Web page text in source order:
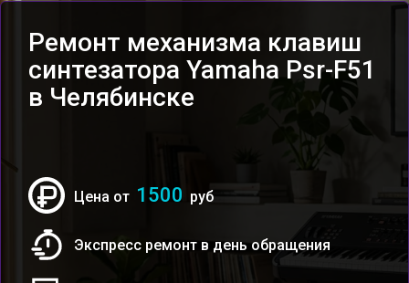
Ремонт механизма клавиш
синтезатора Yamaha Psr-F51
в Челябинске
Цена от 1500 руб
Экспресс ремонт в день обращения